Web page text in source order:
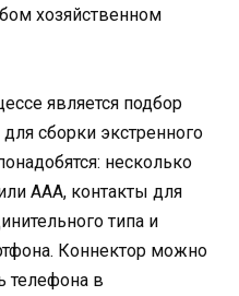
хозяйственном
является подбор
сборки экстренного
несколько
AAA, контакты для
типа и
Коннектор можно
телефона в